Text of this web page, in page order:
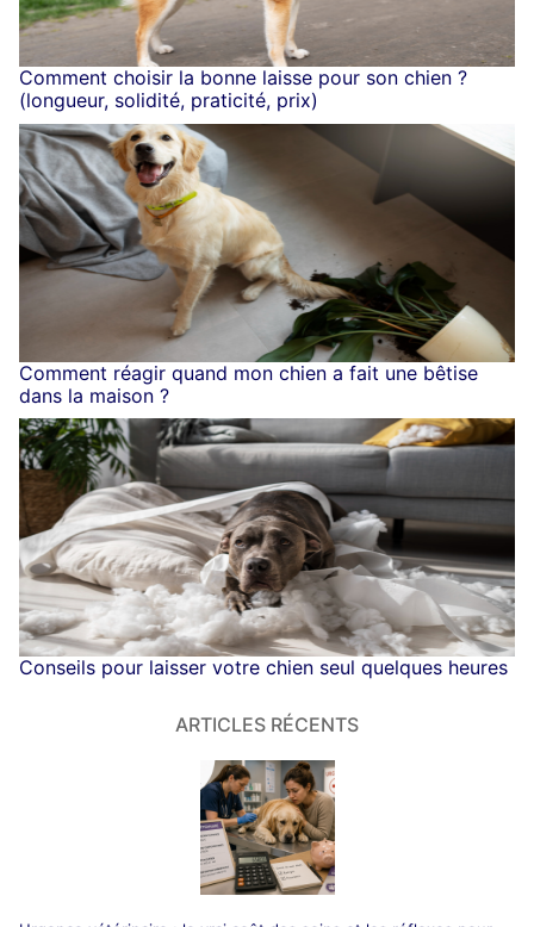
Comment choisir la bonne laisse pour son chien ?
(longueur, solidité, praticité, prix)
Comment réagir quand mon chien a fait une bêtise
dans la maison ?
Conseils pour laisser votre chien seul quelques heures
ARTICLES RÉCENTS